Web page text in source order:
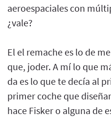
aeroespaciales con
¿vale?
El el remache es lo de
que, joder. A mí lo que
da es lo que te decía al
primer coche que
hace Fisker o alguna de